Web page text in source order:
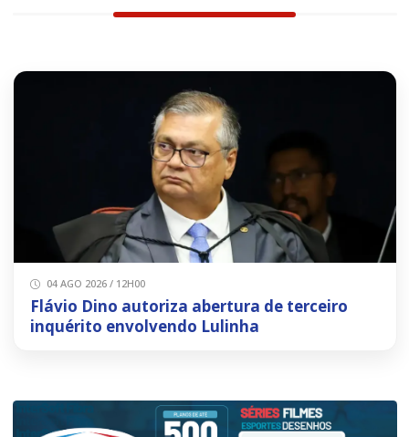
04 AGO 2026 / 12H00
Flávio Dino autoriza abertura de terceiro
inquérito envolvendo Lulinha